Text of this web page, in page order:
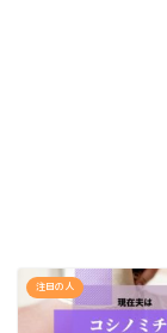
注目の人